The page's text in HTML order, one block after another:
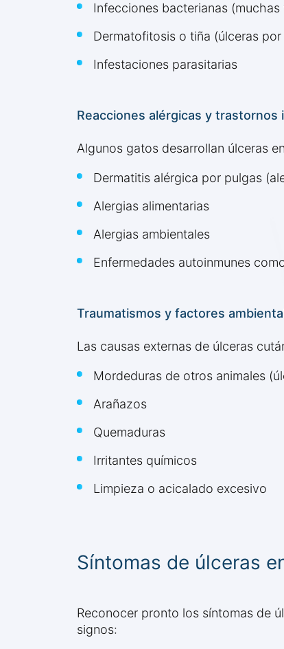
Infecciones bacterianas
Dermatofitosis o tiña (úlceras
Infestaciones parasitarias
Reacciones alérgicas y trastornos
Algunos gatos desarrollan úlceras
Dermatitis alérgica por pulgas
Alergias alimentarias
Alergias ambientales
Enfermedades autoinmunes
Traumatismos y factores
Las causas externas de úlceras
Mordeduras de otros animales
Arañazos
Quemaduras
Irritantes químicos
Limpieza o acicalado excesivo
Síntomas de úlceras
Reconocer pronto los síntomas de
signos: